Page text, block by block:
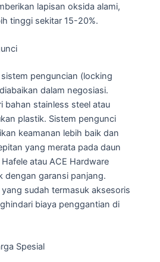
lapisan oksida alami,
tinggi sekitar 15-20%.
penguncian (locking
dalam negosiasi.
bahan stainless steel atau
plastik. Sistem pengunci
keamanan lebih baik dan
yang merata pada daun
atau ACE Hardware
dengan garansi panjang.
sudah termasuk aksesoris
biaya penggantian di
Spesial